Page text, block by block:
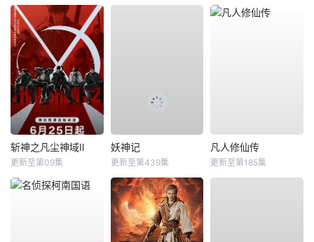
斩神之凡尘神域Ⅱ
更新至第09集
妖神记
更新至第439集
凡人修仙传
更新至第185集